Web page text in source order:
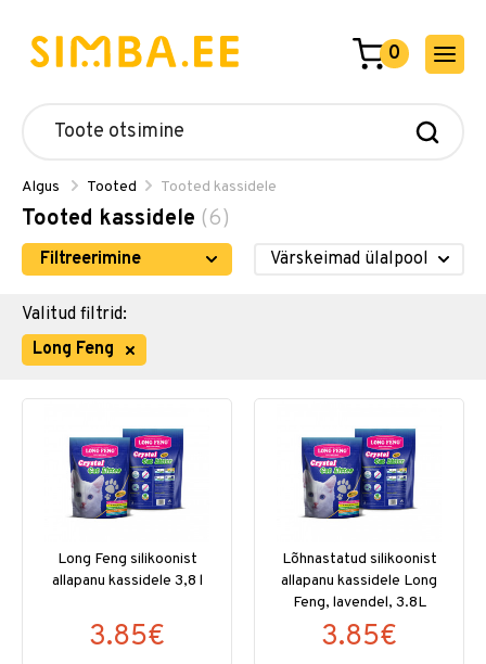
0
Algus Tooted Tooted kassidele
Tooted kassidele (6)
Filtreerimine
Valitud filtrid:
Long Feng
Long Feng silikoonist
allapanu kassidele 3,8 l
3.85€
Lõhnastatud silikoonist
allapanu kassidele Long
Feng, lavendel, 3.8L
3.85€